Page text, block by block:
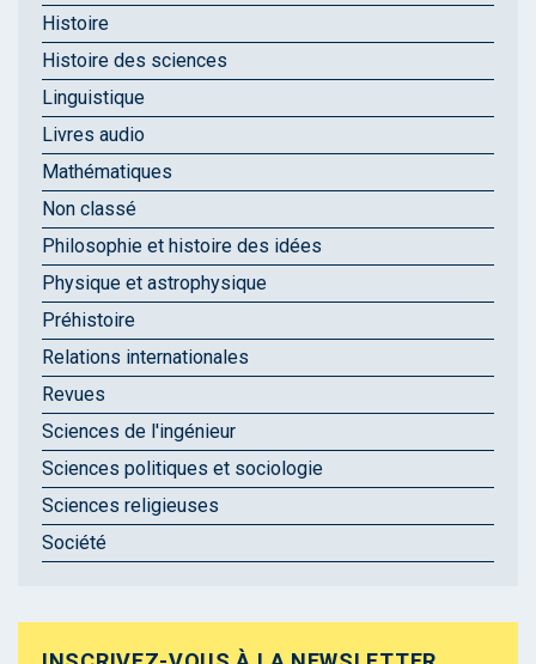
Histoire
Histoire des sciences
Linguistique
Livres audio
Mathématiques
Non classé
Philosophie et histoire des idées
Physique et astrophysique
Préhistoire
Relations internationales
Revues
Sciences de l'ingénieur
Sciences politiques et sociologie
Sciences religieuses
Société